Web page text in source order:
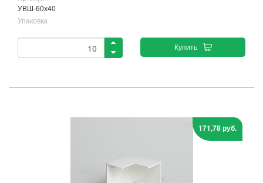
УВШ-60х40
Упаковка
Купить
171,78 руб.